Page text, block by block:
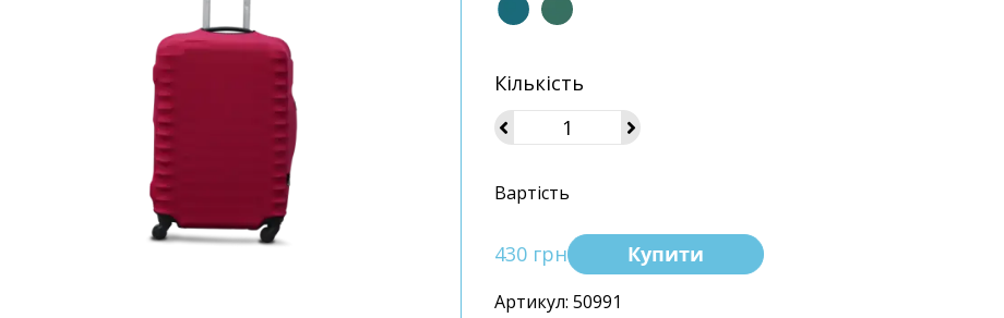
Кількість
Вартість
430 грн Купити
Артикул: 50991